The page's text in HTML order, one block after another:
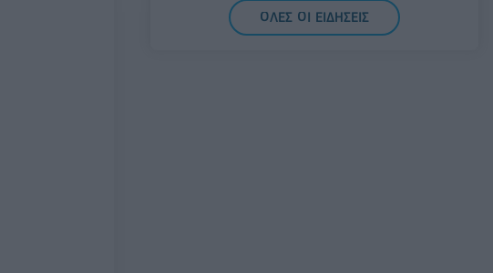
Συνάλλαγμα: Το ευρώ υποχωρεί κατά
ΟΛΕΣ ΟΙ ΕΙΔΗΣΕΙΣ